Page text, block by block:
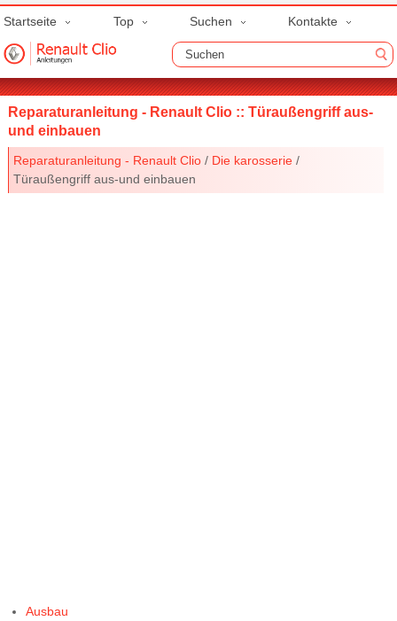
Startseite Top Suchen Kontakte
Reparaturanleitung - Renault Clio :: Türaußengriff aus-
und einbauen
Reparaturanleitung - Renault Clio / Die karosserie /
Türaußengriff aus-und einbauen
Ausbau